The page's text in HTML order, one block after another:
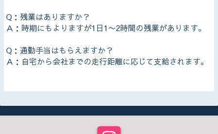
Q：残業はありますか？
Ａ：時期にもよりますが1日1〜2時間の残業があります。
Q：通勤手当はもらえますか？
Ａ：自宅から会社までの走行距離に応じて支給されます。